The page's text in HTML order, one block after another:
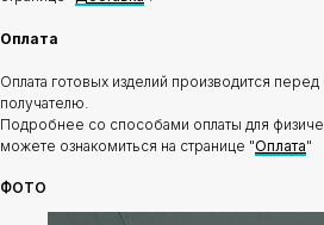
Оплата
Оплата готовых изделий производится перед
получателю.
Подробнее со способами оплаты для
можете ознакомиться на странице "Оплата"
ФОТО